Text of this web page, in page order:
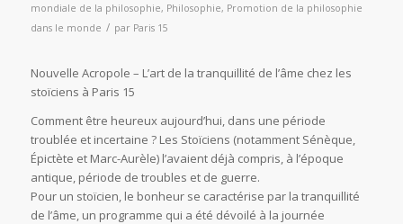
mondiale de la philosophie, Philosophie, Promotion de la philosophie
dans le monde / par Paris 15
Nouvelle Acropole – L’art de la tranquillité de l’âme chez les
stoïciens à Paris 15
Comment être heureux aujourd’hui, dans une période
troublée et incertaine ? Les Stoïciens (notamment Sénèque,
Épictète et Marc-Aurèle) l’avaient déjà compris, à l’époque
antique, période de troubles et de guerre.
Pour un stoïcien, le bonheur se caractérise par la tranquillité
de l’âme, un programme qui a été dévoilé à la journée